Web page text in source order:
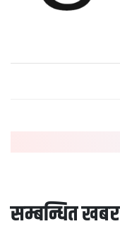
सम्बन्धित खबर